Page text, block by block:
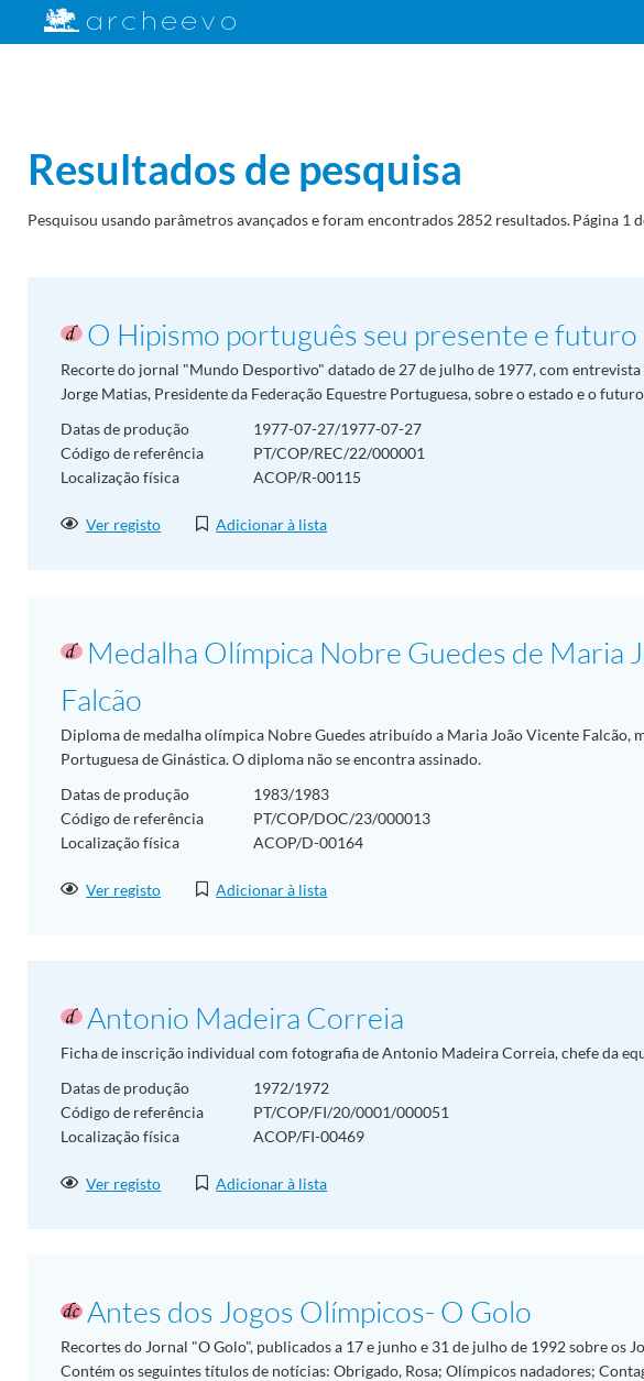
Resultados de pesquisa
Pesquisou usando parâmetros avançados e foram encontrados 2852 resultados.Página 1
O Hipismo português seu presente e futuro
Recorte do jornal "Mundo Desportivo" datado de 27 de julho de 1977, com
Jorge Matias, Presidente da Federação Equestre Portuguesa, sobre o estado e o
Datas de produção
1977-07-27/1977-07-27
Código de referência
PT/COP/REC/22/000001
Localização física
ACOP/R-00115
Ver registo Adicionar à lista
Medalha Olímpica Nobre Guedes de Maria
Falcão
Diploma de medalha olímpica Nobre Guedes atribuído a Maria João Vicente Falcão,
Portuguesa de Ginástica. O diploma não se encontra assinado.
Datas de produção
1983/1983
Código de referência
PT/COP/DOC/23/000013
Localização física
ACOP/D-00164
Ver registo Adicionar à lista
Antonio Madeira Correia
Ficha de inscrição individual com fotografia de Antonio Madeira Correia, chefe da
Datas de produção
1972/1972
Código de referência
PT/COP/FI/20/0001/000051
Localização física
ACOP/FI-00469
Ver registo Adicionar à lista
Antes dos Jogos Olímpicos- O Golo
Recortes do Jornal "O Golo", publicados a 17 e junho e 31 de julho de 1992 sobre os
Contém os seguintes títulos de notícias: Obrigado, Rosa; Olímpicos nadadores;